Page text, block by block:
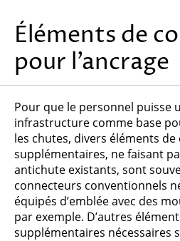
Éléments de
pour l’ancrage
Pour que le personnel puisse
infrastructure comme base
les chutes, divers éléments de
supplémentaires, ne faisant
antichute existants, sont
connecteurs conventionnels
équipés d’emblée avec des
par exemple. D’autres
supplémentaires nécessaires